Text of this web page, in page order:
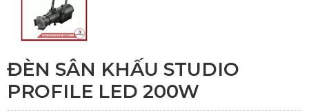
ĐÈN SÂN KHẤU STUDIO
PROFILE LED 200W